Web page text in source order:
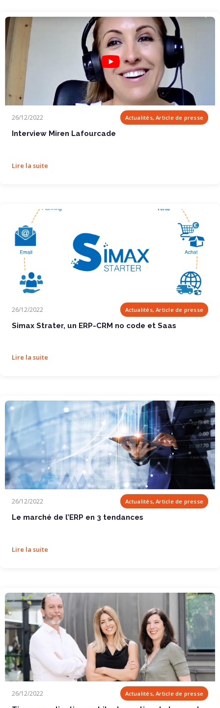
26/12/2022 Actualités, Article de presse
Interview Miren Lafourcade
Lire la suite
Simax Strater, un ERP-CRM no code et Saas
26/12/2022 Actualités, Article de presse
Simax Strater, un ERP-CRM no code et Saas
Lire la suite
26/12/2022 Actualités, Article de presse
Le marché de l’ERP en 3 tendances
Lire la suite
Timax : application mobile de gestion du temps de...
26/12/2022 Actualités, Article de presse